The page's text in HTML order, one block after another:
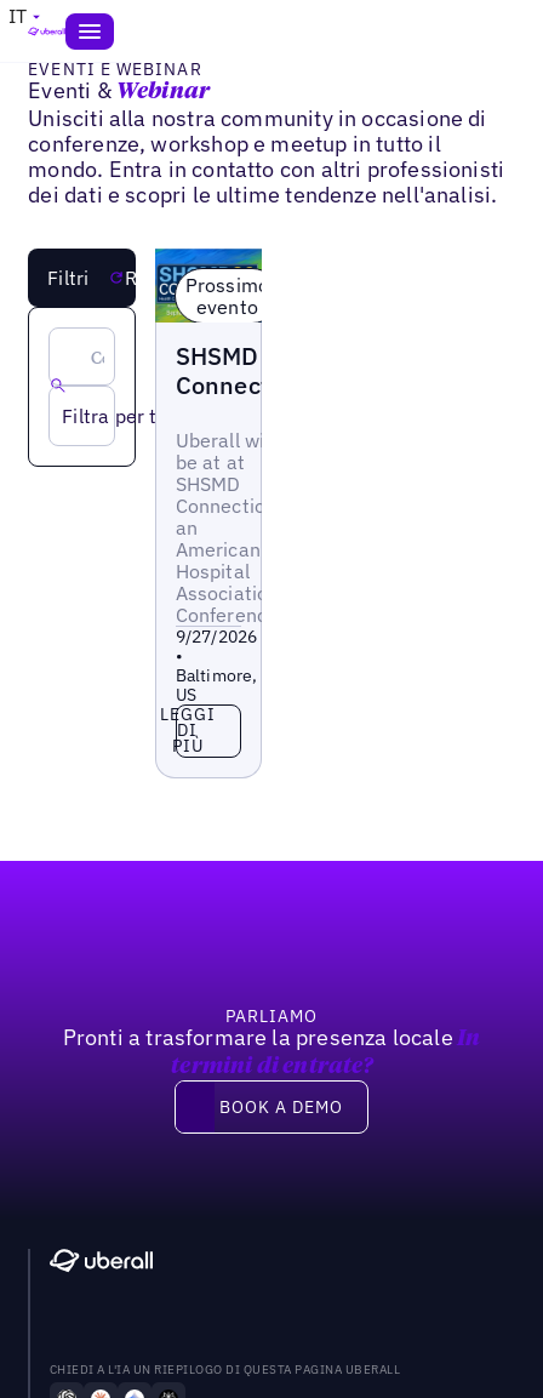
IT
EVENTI E WEBINAR
Eventi & Webinar
Unisciti alla nostra community in occasione di
conferenze, workshop e meetup in tutto il
mondo. Entra in contatto con altri professionisti
dei dati e scopri le ultime tendenze nell'analisi.
Filtri Reimposta
Filtra per tipo
Prossimo
evento
SHSMD
Connections
Uberall will
be at at
SHSMD
Connections
an
American
Hospital
Association
Conference
9/27/2026
•
Baltimore,
US
Leggi di più
LEGGI
DI
PIÙ
PARLIAMO
Pronti a trasformare la presenza locale In
termini di entrate?
Book a demo
BOOK A DEMO
CHIEDI A L'IA UN RIEPILOGO DI QUESTA PAGINA UBERALL